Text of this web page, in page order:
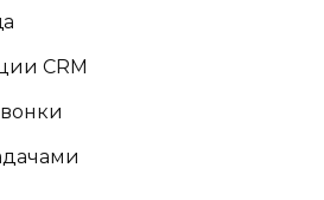
CRM